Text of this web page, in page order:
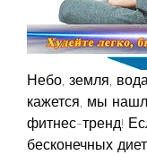
Небо, земля,
кажется, мы
фитнес-тренд!
бесконечных